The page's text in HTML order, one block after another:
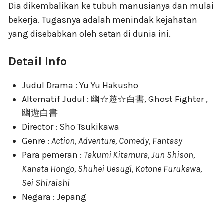
Dia dikembalikan ke tubuh manusianya dan mulai
bekerja. Tugasnya adalah menindak kejahatan
yang disebabkan oleh setan di dunia ini.
Detail Info
Judul Drama : Yu Yu Hakusho
Alternatif Judul : 幽☆遊☆白書, Ghost Fighter ,
幽遊白書
Director : Sho Tsukikawa
Genre : Action, Adventure, Comedy, Fantasy
Para pemeran : Takumi Kitamura, Jun Shison,
Kanata Hongo, Shuhei Uesugi, Kotone Furukawa,
Sei Shiraishi
Negara : Jepang